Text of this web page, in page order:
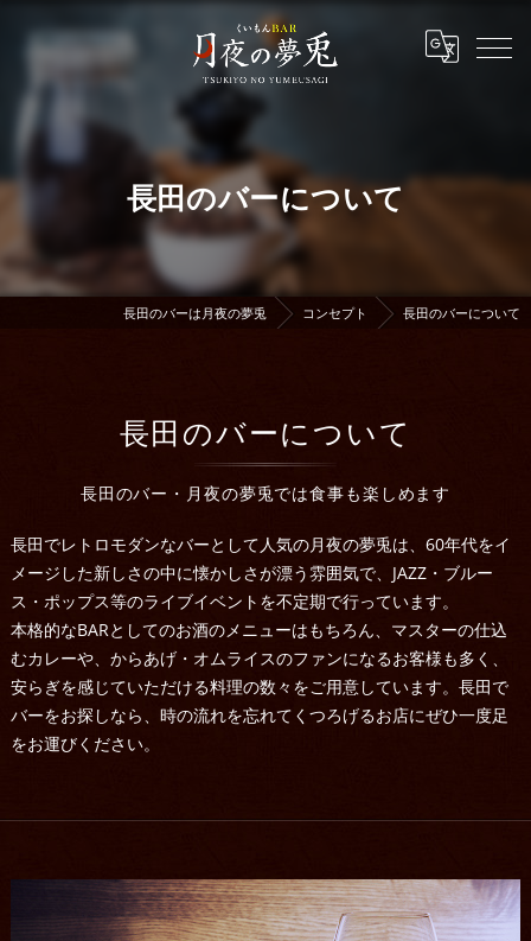
長田のバーについて
長田のバーは月夜の夢兎 コンセプト 長田のバーについて
長田のバー・月夜の夢兎では食事も楽しめます
長田のバーについて
長田でレトロモダンなバーとして人気の月夜の夢兎は、60年代をイ
メージした新しさの中に懐かしさが漂う雰囲気で、JAZZ・ブルー
ス・ポップス等のライブイベントを不定期で行っています。
本格的なBARとしてのお酒のメニューはもちろん、マスターの仕込
むカレーや、からあげ・オムライスのファンになるお客様も多く、
安らぎを感じていただける料理の数々をご用意しています。長田で
バーをお探しなら、時の流れを忘れてくつろげるお店にぜひ一度足
をお運びください。